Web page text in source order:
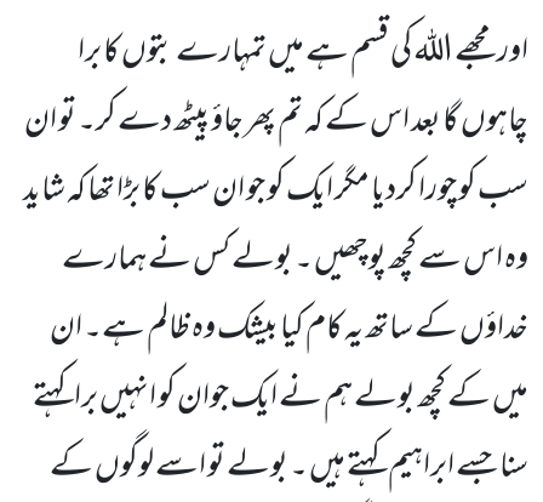
اور مجھے اللہ کی قسم ہے میں تمہارے بتوں کا برا
چاہوں گا بعد اس کے کہ تم پھر جاؤ پیٹھ دے کر۔ تو ان
سب کو چورا کردیا مگر ایک کو جو ان سب کا بڑا تھا کہ شاید
وہ اس سے کچھ پوچھیں ۔ بولے کس نے ہمارے
خداؤں کے ساتھ یہ کام کیا بیشک وہ ظالم ہے۔ ان
میں کے کچھ بولے ہم نے ایک جوان کو انہیں برا کہتے
سنا جسے ابراہیم کہتے ہیں ۔ بولے تو اسے لوگوں کے